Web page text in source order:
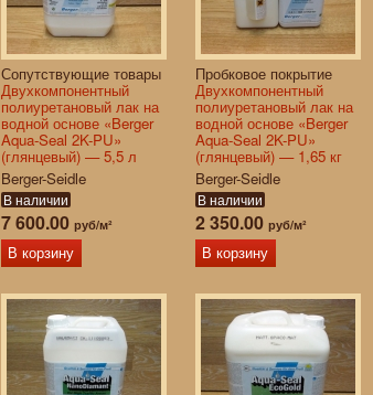
Сопутствующие товары
Двухкомпонентный
полиуретановый лак на
водной основе «Berger
Aqua-Seal 2K-PU»
(глянцевый) — 5,5 л
Berger-Seidle
В наличии
7 600.00 руб/м²
В корзину
Пробковое покрытие
Двухкомпонентный
полиуретановый лак на
водной основе «Berger
Aqua-Seal 2K-PU»
(глянцевый) — 1,65 кг
Berger-Seidle
В наличии
2 350.00 руб/м²
В корзину